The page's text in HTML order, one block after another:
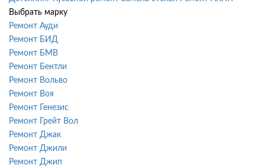
Выбрать марку
Ремонт Ауди
Ремонт БИД
Ремонт БМВ
Ремонт Бентли
Ремонт Вольво
Ремонт Воя
Ремонт Генезис
Ремонт Грейт Вол
Ремонт Джак
Ремонт Джили
Ремонт Джип